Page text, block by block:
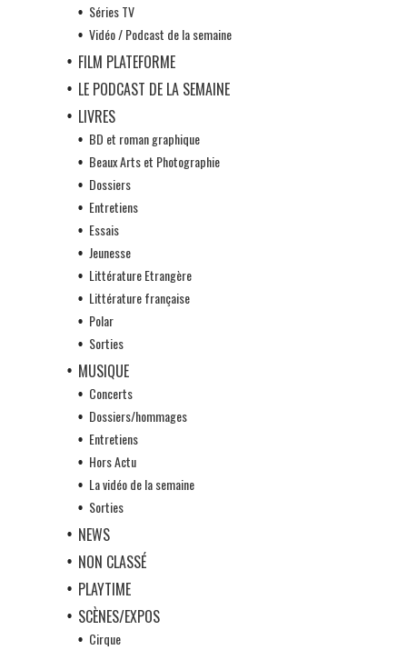
Séries TV
Vidéo / Podcast de la semaine
FILM PLATEFORME
LE PODCAST DE LA SEMAINE
LIVRES
BD et roman graphique
Beaux Arts et Photographie
Dossiers
Entretiens
Essais
Jeunesse
Littérature Etrangère
Littérature française
Polar
Sorties
MUSIQUE
Concerts
Dossiers/hommages
Entretiens
Hors Actu
La vidéo de la semaine
Sorties
NEWS
NON CLASSÉ
PLAYTIME
SCÈNES/EXPOS
Cirque